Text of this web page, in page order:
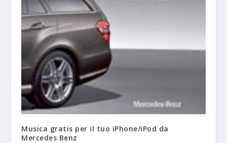
Musica gratis per il tuo iPhone/iPod da
Mercedes Benz